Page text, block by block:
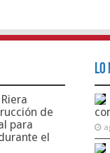
de
para
el
Lo